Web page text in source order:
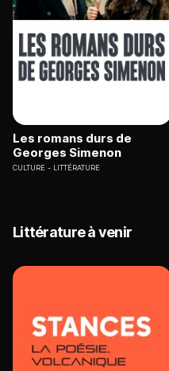
Les romans durs de
Georges Simenon
CULTURE LITTÉRATURE
Littérature à venir